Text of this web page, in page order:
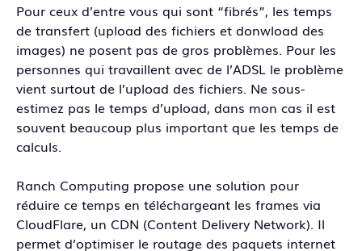
Pour ceux d’entre vous qui sont “fibrés”, les temps
de transfert (upload des fichiers et donwload des
images) ne posent pas de gros problèmes. Pour les
personnes qui travaillent avec de l’ADSL le problème
vient surtout de l’upload des fichiers. Ne sous-
estimez pas le temps d’upload, dans mon cas il est
souvent beaucoup plus important que les temps de
calculs.
Ranch Computing propose une solution pour
réduire ce temps en téléchargeant les frames via
CloudFlare, un CDN (Content Delivery Network). Il
permet d’optimiser le routage des paquets internet